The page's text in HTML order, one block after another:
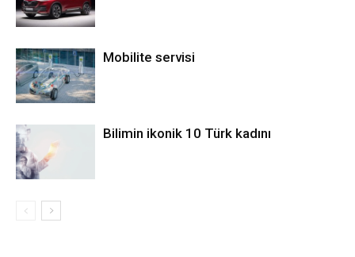
Mobilite servisi
Bilimin ikonik 10 Türk kadını